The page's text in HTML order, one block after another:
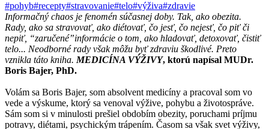
#pohyb#recepty#stravovanie#telo#výživa#zdravie
Informačný chaos je fenomén súčasnej doby. Tak, ako obezita.
Rady, ako sa stravovať, ako diétovať, čo jesť, čo nejesť, čo piť či
nepiť, “zaručené”informácie o tom, ako hladovať, detoxovať, čistiť
telo... Neodborné rady však môžu byť zdraviu škodlivé. Preto
vznikla táto kniha.MEDICÍNA VÝŽIVY, ktorú napísal MUDr.
Boris Bajer, PhD.
Volám sa Boris Bajer, som absolvent medicíny a pracoval som vo
vede a výskume, ktorý sa venoval výžive, pohybu a životospráve.
Sám som si v minulosti prešiel obdobím obezity, poruchami príjmu
potravy, diétami, psychickým trápením. Časom sa však svet výživy,